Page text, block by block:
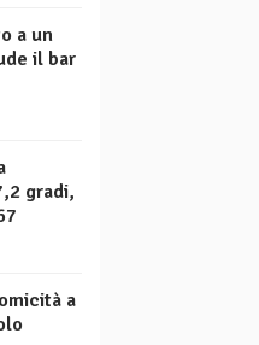
a un
il bar
gradi,
a